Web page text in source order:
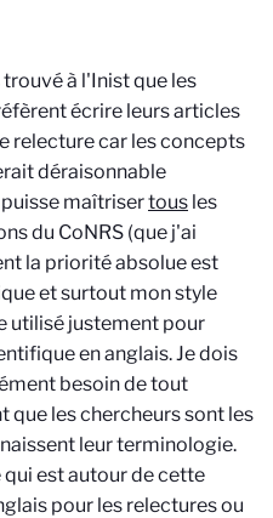
à l'Inist que les
écrire leurs articles
relecture car les concepts
déraisonnable
maîtrisertous les
du CoNRS (que j'ai
la priorité absolue est
et surtout mon style
utilisé justement pour
en anglais. Je dois
besoin de tout
que les chercheurs sont les
leur terminologie.
qui est autour de cette
pour les relectures ou